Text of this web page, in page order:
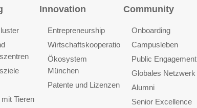
Tieren
Innovation
Entrepreneurship
Wirtschaftskooperationen
Ökosystem
München
Patente und Lizenzen
Community
Onboarding
Campusleben
Public Engagement
Globales Netzwerk
Alumni
Senior Excellence